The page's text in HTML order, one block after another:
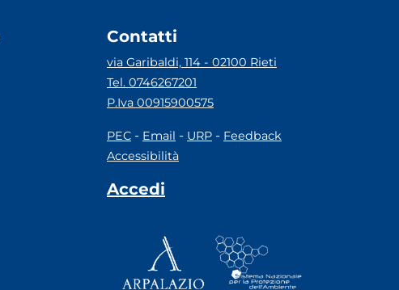
Contatti
via Garibaldi, 114 - 02100 Rieti
Tel. 0746267201
P.Iva 00915900575
PEC - Email - URP - Feedback
Accessibilità
Accedi